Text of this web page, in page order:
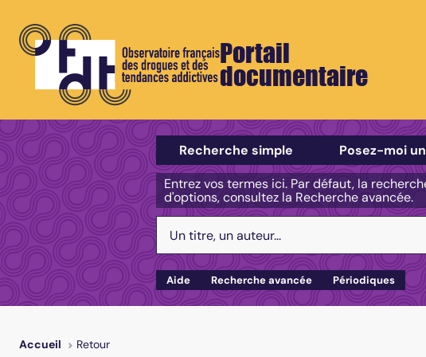
Portail
documentaire
Sélectionner un type de recherche
Recherche simple
Posez-moi
Entrez vos termes ici. Par défaut, la
d'options, consultez la Recherche avancée.
Aide Recherche avancée Périodiques
Accueil Retour